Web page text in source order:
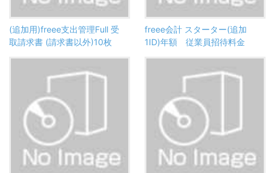
(追加用)freee支出管理Full 受
取請求書 (請求書以外)10枚
freee会計 スターター(追加
1ID)年額 従業員招待料金